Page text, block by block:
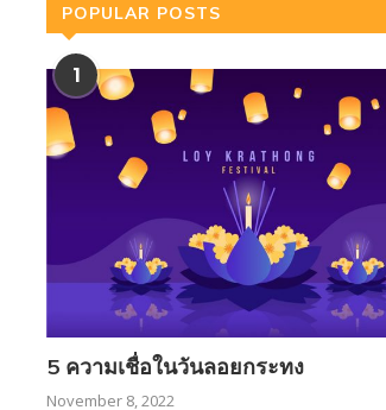
POPULAR POSTS
1
5 ความเชื่อในวันลอยกระทง
November 8, 2022